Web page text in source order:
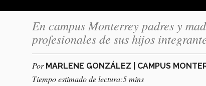
En campus Monterrey padres y
profesionales de sus hijos
Por MARLENE GONZÁLEZ | CAMPUS
Tiempo estimado de lectura:5 mins